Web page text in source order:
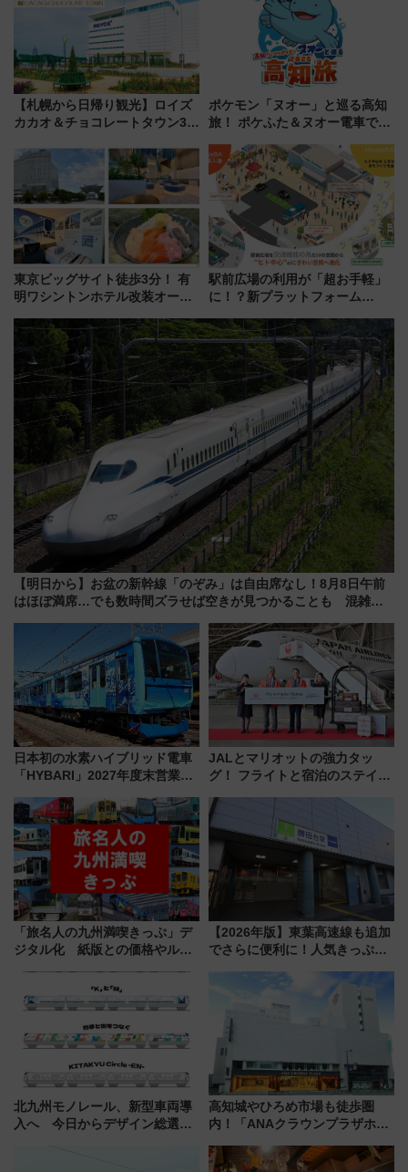
【札幌から日帰り観光】ロイズ
カカオ＆チョコレートタウン3周
詰め放題を開催、ロイズタウン
駅からのアクセスも
ポケモン「ヌオー」と巡る高知
旅！ ポケふた＆ヌオー電車で楽
路の絶景と絶品グルメを満喫！
（7月18日スタート）
東京ビッグサイト徒歩3分！ 有
明ワシントンホテル改装オープ
客室」や海鮮丼が人気の朝食ビ
ュッフェを現地レポ
駅前広場の利用が「超お手軽」
に！？新プラットフォーム
マホで簡単申請 物販や演奏会な
どに【JR東日本】
【明日から】お盆の新幹線「のぞみ」は自由席なし！8月8日午前
はほぼ満席…でも数時間ズラせば空きが見つかることも 混雑避
日本初の水素ハイブリッド電車
「HYBARI」2027年度末営業運
で水素利活用が加速
JALとマリオットの強力タッ
グ！ フライトと宿泊のステイタ
上級会員資格を効率よく獲得す
る方法を解説
「旅名人の九州満喫きっぷ」デ
ジタル化 紙版との価格やルー
【2026年版】東葉高速線も追加
でさらに便利に！人気きっぷ
今年も発売 秋・早春に千葉県を
巡るなら使い勝手・コスパ抜群
北九州モノレール、新型車両導
入へ 今日からデザイン総選挙
高知城やひろめ市場も徒歩圏
内！「ANAクラウンプラザホテ